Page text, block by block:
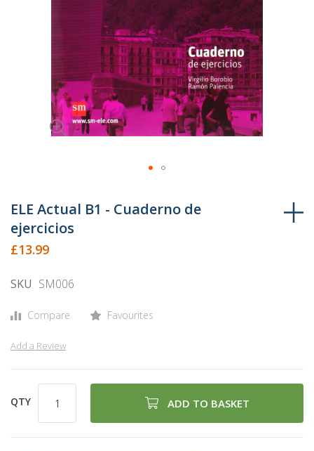
to
the
beginning
of
images
ELE Actual B1 - Cuaderno de
ejercicios
£13.99
SKU SM006
Compare Favourites
Add a Review
QTY ADD TO BASKET